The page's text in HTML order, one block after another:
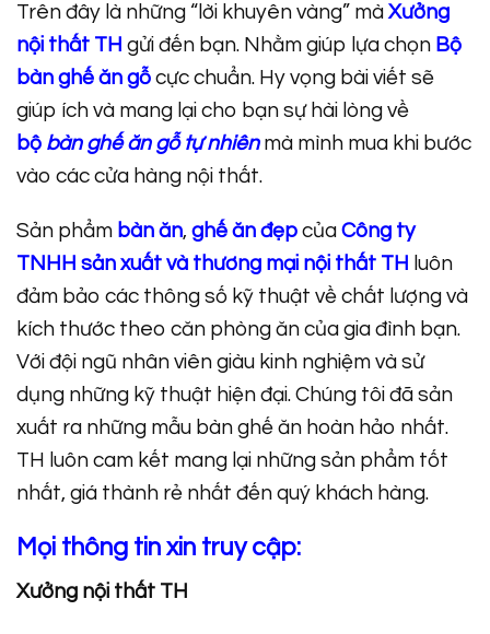
Trên đây là những “lời khuyên vàng” mà Xưởng
nội thất TH gửi đến bạn. Nhằm giúp lựa chọn Bộ
bàn ghế ăn gỗ cực chuẩn. Hy vọng bài viết sẽ
giúp ích và mang lại cho bạn sự hài lòng về
bộ bàn ghế ăn gỗ tự nhiên mà mình mua khi bước
vào các cửa hàng nội thất.
Sản phẩm bàn ăn, ghế ăn đẹp của Công ty
TNHH sản xuất và thương mại nội thất TH luôn
đảm bảo các thông số kỹ thuật về chất lượng và
kích thước theo căn phòng ăn của gia đình bạn.
Với đội ngũ nhân viên giàu kinh nghiệm và sử
dụng những kỹ thuật hiện đại. Chúng tôi đã sản
xuất ra những mẫu bàn ghế ăn hoàn hảo nhất.
TH luôn cam kết mang lại những sản phẩm tốt
nhất, giá thành rẻ nhất đến quý khách hàng.
Mọi thông tin xin truy cập:
Xưởng nội thất TH